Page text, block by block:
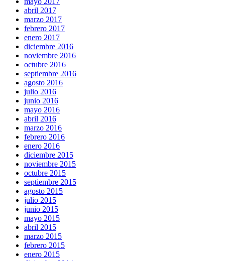
abril 2017
marzo 2017
febrero 2017
enero 2017
diciembre 2016
noviembre 2016
octubre 2016
septiembre 2016
agosto 2016
julio 2016
junio 2016
mayo 2016
abril 2016
marzo 2016
febrero 2016
enero 2016
diciembre 2015
noviembre 2015
octubre 2015
septiembre 2015
agosto 2015
julio 2015
junio 2015
mayo 2015
abril 2015
marzo 2015
febrero 2015
enero 2015